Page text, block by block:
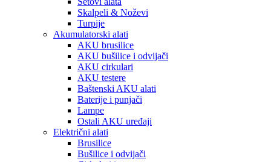
Skalpeli & Noževi
Turpije
Akumulatorski alati
AKU brusilice
AKU bušilice i odvijači
AKU cirkulari
AKU testere
Baštenski AKU alati
Baterije i punjači
Lampe
Ostali AKU uređaji
Električni alati
Brusilice
Bušilice i odvijači